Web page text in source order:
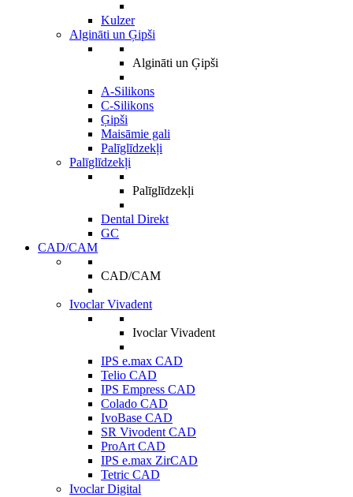
Kulzer
Algināti un Ģipši
Algināti un Ģipši
A-Silikons
C-Silikons
Ģipši
Maisāmie gali
Palīglīdzekļi
Palīglīdzekļi
Palīglīdzekļi
Dental Direkt
GC
CAD/CAM
CAD/CAM
Ivoclar Vivadent
Ivoclar Vivadent
IPS e.max CAD
Telio CAD
IPS Empress CAD
Colado CAD
IvoBase CAD
SR Vivodent CAD
ProArt CAD
IPS e.max ZirCAD
Tetric CAD
Ivoclar Digital